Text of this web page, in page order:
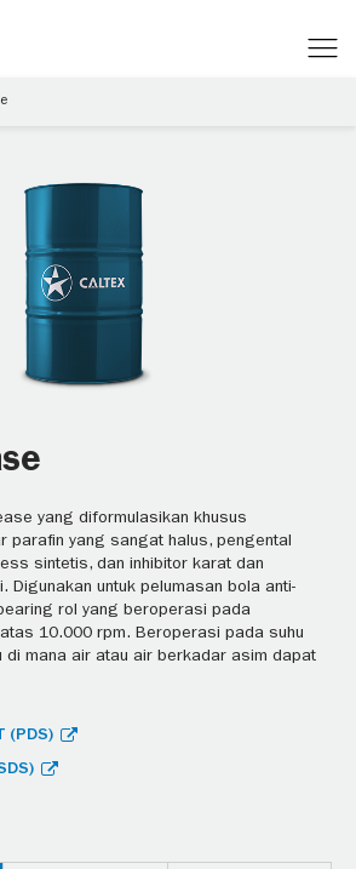
yang diformulasikan khusus
parafin yang sangat halus, pengental
sintetis, dan inhibitor karat dan
Digunakan untuk pelumasan bola anti-
rol yang beroperasi pada
10.000 rpm. Beroperasi pada suhu
di mana air atau air berkadar asim dapat
(PDS)